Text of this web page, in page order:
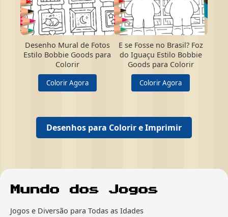
Desenho Mural de Fotos
Estilo Bobbie Goods para
Colorir
Colorir Agora
E se Fosse no Brasil? Foz
do Iguaçu Estilo Bobbie
Goods para Colorir
Colorir Agora
Desenhos para Colorir e Imprimir
Jogos e Diversão para Todas as Idades